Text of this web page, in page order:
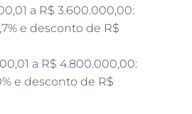
a R$ 3.600.000,00:
e desconto de R$
a R$ 4.800.000,00:
e desconto de R$